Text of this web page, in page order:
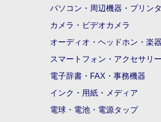
パソコン・周辺機器・プリン
カメラ・ビデオカメラ
オーディオ・ヘッドホン・楽器
スマートフォン・アクセサリー
電子辞書・FAX・事務機器
インク・用紙・メディア
電球・電池・電源タップ